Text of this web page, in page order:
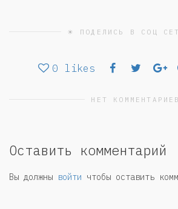
☀ ПОДЕЛИСЬ В СОЦ
0 likes
НЕТ КОММЕНТАРИЕВ
Оставить комментарий
Вы должны войти чтобы оставить